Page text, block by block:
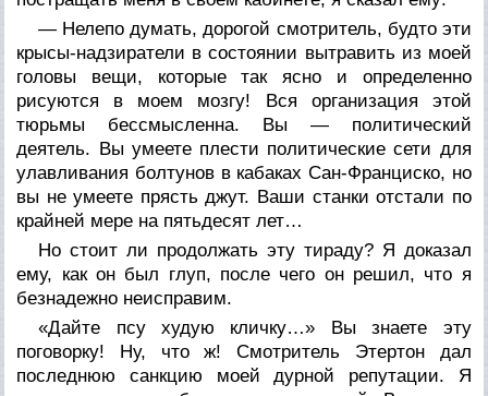
— Нелепо думать, дорогой смотритель, будто эти
крысы-надзиратели в состоянии вытравить из моей
головы вещи, которые так ясно и определенно
рисуются в моем мозгу! Вся организация этой
тюрьмы бессмысленна. Вы — политический
деятель. Вы умеете плести политические сети для
улавливания болтунов в кабаках Сан-Франциско, но
вы не умеете прясть джут. Ваши станки отстали по
крайней мере на пятьдесят лет…
Но стоит ли продолжать эту тираду? Я доказал
ему, как он был глуп, после чего он решил, что я
безнадежно неисправим.
«Дайте псу худую кличку…» Вы знаете эту
поговорку! Ну, что ж! Смотритель Этертон дал
последнюю санкцию моей дурной репутации. Я